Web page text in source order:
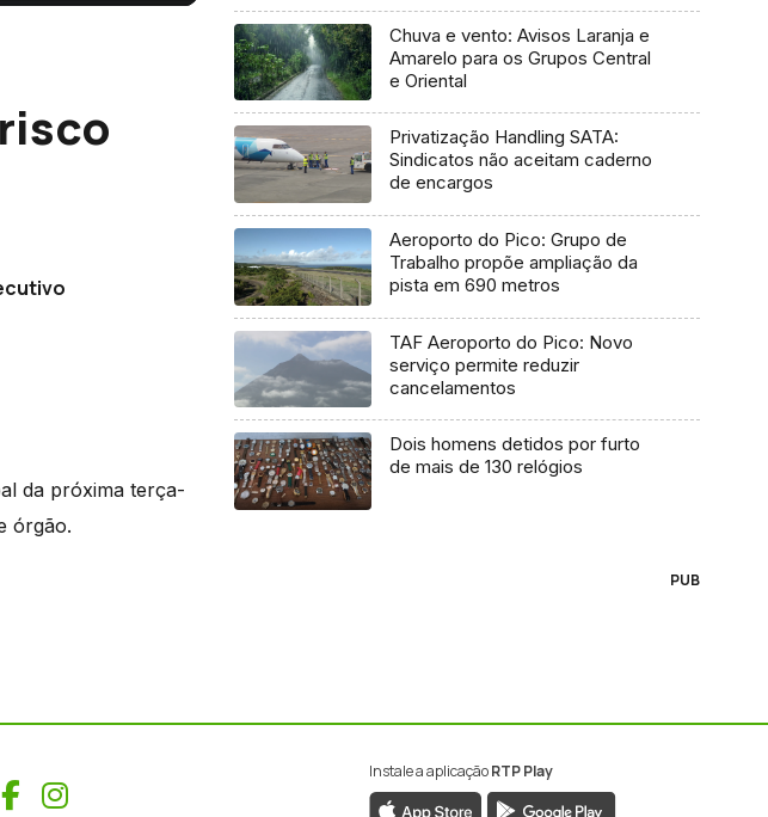
da próxima terça-
órgão.
Chuva e vento: Avisos Laranja e
Amarelo para os Grupos Central
e Oriental
Privatização Handling SATA:
Sindicatos não aceitam caderno
de encargos
Aeroporto do Pico: Grupo de
Trabalho propõe ampliação da
pista em 690 metros
TAF Aeroporto do Pico: Novo
serviço permite reduzir
cancelamentos
Dois homens detidos por furto
de mais de 130 relógios
PUB
Facebook
Instagram
Instale a aplicaçãoRTP Play